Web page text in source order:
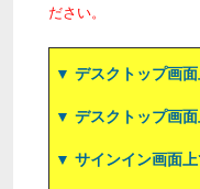
ださい。
▼ デスクトップ画
▼ デスクトップ画
▼ サインイン画面